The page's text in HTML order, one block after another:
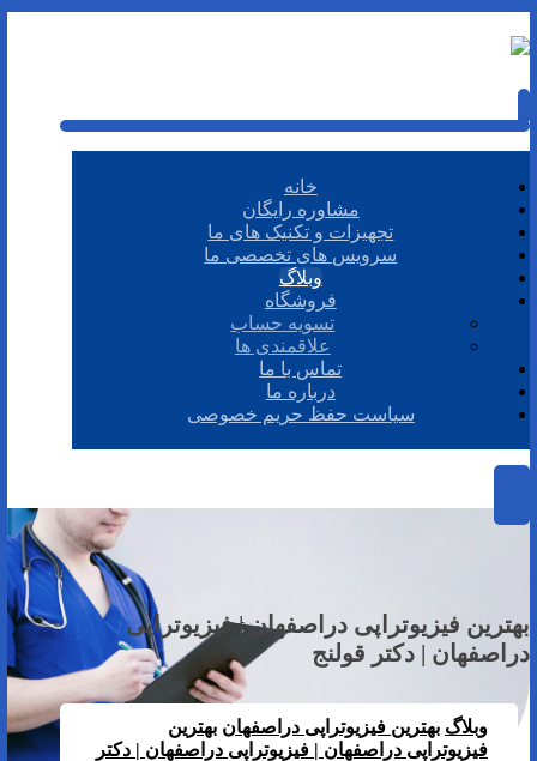
خانه
مشاوره رایگان
تجهیزات و تکنیک های ما
سرویس های تخصصی ما
وبلاگ
فروشگاه
تسویه حساب
علاقمندی ها
تماس با ما
درباره ما
سیاست حفظ حریم خصوصی
بهترین فیزیوتراپی دراصفهان | فیزیوتراپی
دراصفهان | دکتر قولنج
وبلاگ بهترین فیزیوتراپی دراصفهان بهترین
فیزیوتراپی دراصفهان | فیزیوتراپی دراصفهان | دکتر